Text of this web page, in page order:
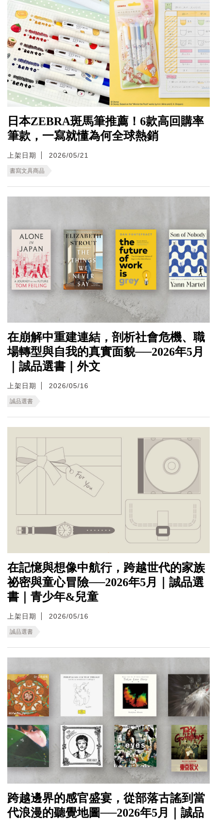
日本ZEBRA斑馬筆推薦！6款高回購率
筆款，一寫就懂為何全球熱銷
上架日期 2026/05/21
書寫文具商品
在崩解中重建連結，剖析社會危機、職
場轉型與自我的真實面貌──2026年5月
｜誠品選書｜外文
上架日期 2026/05/16
誠品選書
在記憶與想像中航行，跨越世代的家族
祕密與童心冒險──2026年5月｜誠品選
書｜青少年&兒童
上架日期 2026/05/16
誠品選書
跨越邊界的感官盛宴，從部落古謠到當
代浪漫的聽覺地圖──2026年5月｜誠品